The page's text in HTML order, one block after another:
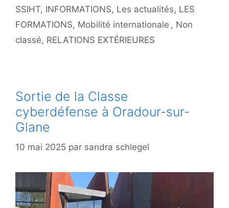
SSIHT, INFORMATIONS, Les actualités, LES
FORMATIONS, Mobilité internationale , Non
classé, RELATIONS EXTÉRIEURES
Sortie de la Classe
cyberdéfense à Oradour-sur-
Glane
10 mai 2025 par sandra schlegel